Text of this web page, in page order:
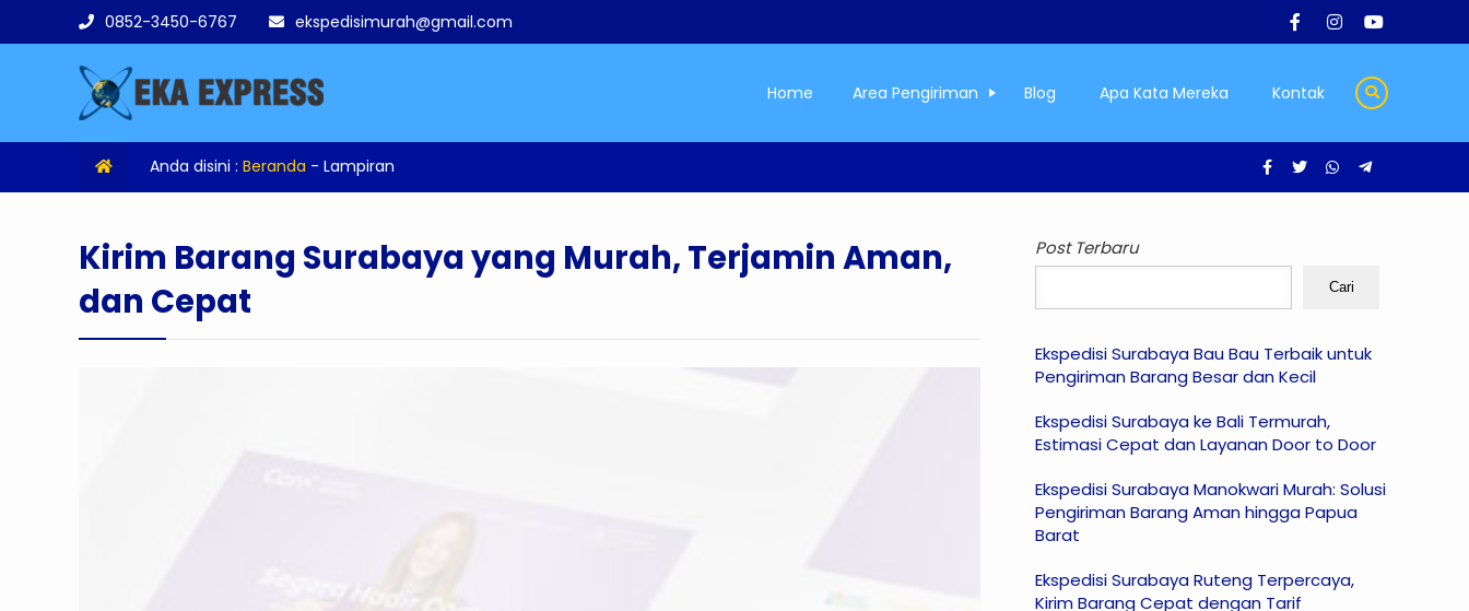
0852-3450-6767 ekspedisimurah@gmail.com
Home Area Pengiriman Blog Apa Kata Mereka Kontak
Anda disini : Beranda - Lampiran
Kirim Barang Surabaya yang Murah, Terjamin Aman,
dan Cepat
Post Terbaru
Cari
Ekspedisi Surabaya Bau Bau Terbaik untuk
Pengiriman Barang Besar dan Kecil
Ekspedisi Surabaya ke Bali Termurah,
Estimasi Cepat dan Layanan Door to Door
Ekspedisi Surabaya Manokwari Murah: Solusi
Pengiriman Barang Aman hingga Papua
Barat
Ekspedisi Surabaya Ruteng Terpercaya,
Kirim Barang Cepat dengan Tarif